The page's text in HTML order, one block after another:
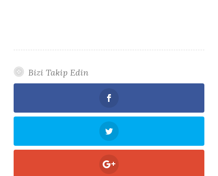
Bizi Takip Edin